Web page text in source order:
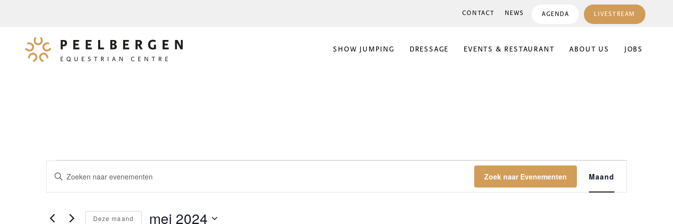
CONTACT NEWS AGENDA LIVESTREAM
SHOW JUMPING DRESSAGE EVENTS & RESTAURANT ABOUT US JOBS
EVENEMENTEN
ZOEKEN
EN
WEERGEVEN
Vul
in.
Zoek naar Evenementen
WEERGAVEN
NAVIGATIE
Maand
Deze maand mei 2024